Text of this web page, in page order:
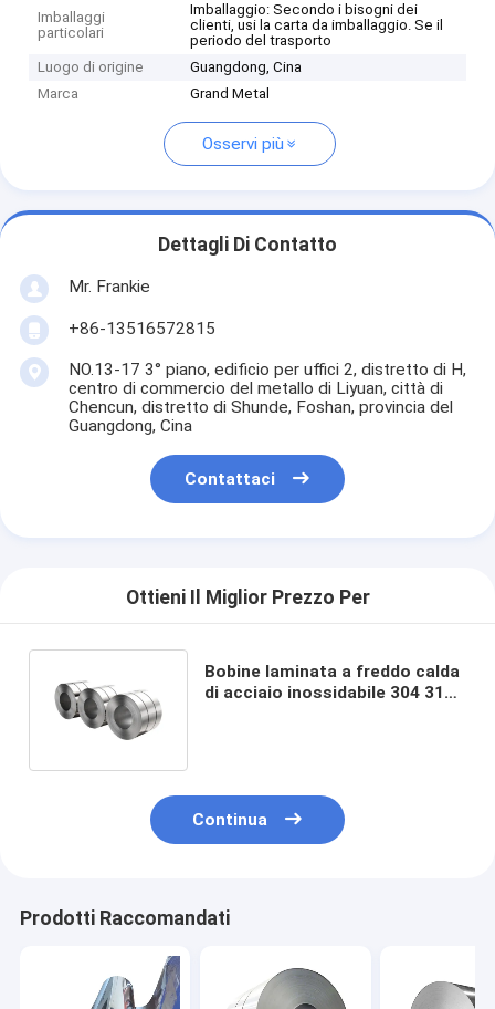
Imballaggi
particolari
Imballaggio: Secondo i bisogni dei
clienti, usi la carta da imballaggio. Se il
periodo del trasporto
Luogo di origine
Guangdong, Cina
Marca
Grand Metal
Osservi più
Dettagli Di Contatto
Mr. Frankie
+86-13516572815
NO.13-17 3° piano, edificio per uffici 2, distretto di H,
centro di commercio del metallo di Liyuan, città di
Chencun, distretto di Shunde, Foshan, provincia del
Guangdong, Cina
Contattaci
Ottieni Il Miglior Prezzo Per
Bobine laminata a freddo calda
di acciaio inossidabile 304 316L
Continua
Prodotti Raccomandati